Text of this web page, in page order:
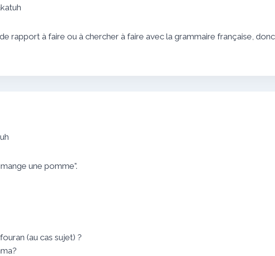
de rapport à faire ou à chercher à faire avec la grammaire française,
une pomme”.
(au cas sujet) ?